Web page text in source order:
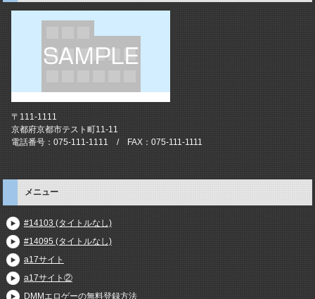
〒111-1111
京都府京都市テスト町11-11
電話番号：075-111-1111 / FAX：075-111-1111
メニュー
#14103 (タイトルなし)
#14095 (タイトルなし)
a17サイト
a17サイト②
DMMエロゲーの無料登録方法